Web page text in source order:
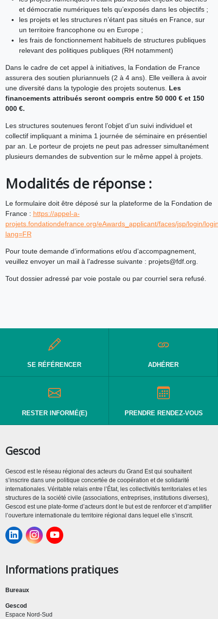
et démocratie numériques tels qu’exposés dans les objectifs ;
les projets et les structures n’étant pas situés en France, sur
un territoire francophone ou en Europe ;
les frais de fonctionnement habituels de structures publiques
relevant des politiques publiques (RH notamment)
Dans le cadre de cet appel à initiatives, la Fondation de France
assurera des soutien pluriannuels (2 à 4 ans). Elle veillera à avoir
une diversité dans la typologie des projets soutenus. Les
financements attribués seront compris entre 50 000 € et 150
000 €.
Les structures soutenues feront l’objet d’un suivi individuel et
collectif impliquant a minima 1 journée de séminaire en présentiel
par an. Le porteur de projets ne peut pas adresser simultanément
plusieurs demandes de subvention sur le même appel à projets.
Modalités de réponse :
Le formulaire doit être déposé sur la plateforme de la Fondation de
France : https://appel-a-
projets.fondationdefrance.org/eAwards_applicant/faces/jsp/login/
lang=FR
Pour toute demande d’informations et/ou d’accompagnement,
veuillez envoyer un mail à l’adresse suivante : projets@fdf.org.
Tout dossier adressé par voie postale ou par courriel sera refusé.
SE RÉFÉRENCER ADHÉRER
RESTER INFORMÉ(E) PRENDRE RENDEZ-VOUS
Gescod
Gescod est le réseau régional des acteurs du Grand Est qui souhaitent
s’inscrire dans une politique concertée de coopération et de solidarité
internationales. Véritable relais entre l’État, les collectivités territoriales et les
structures de la société civile (associations, entreprises, institutions diverses),
Gescod est une plate-forme d’acteurs dont le but est de renforcer et d’amplifier
l’ouverture internationale du territoire régional dans lequel elle s’inscrit.
Informations pratiques
Bureaux
Gescod
Espace Nord-Sud